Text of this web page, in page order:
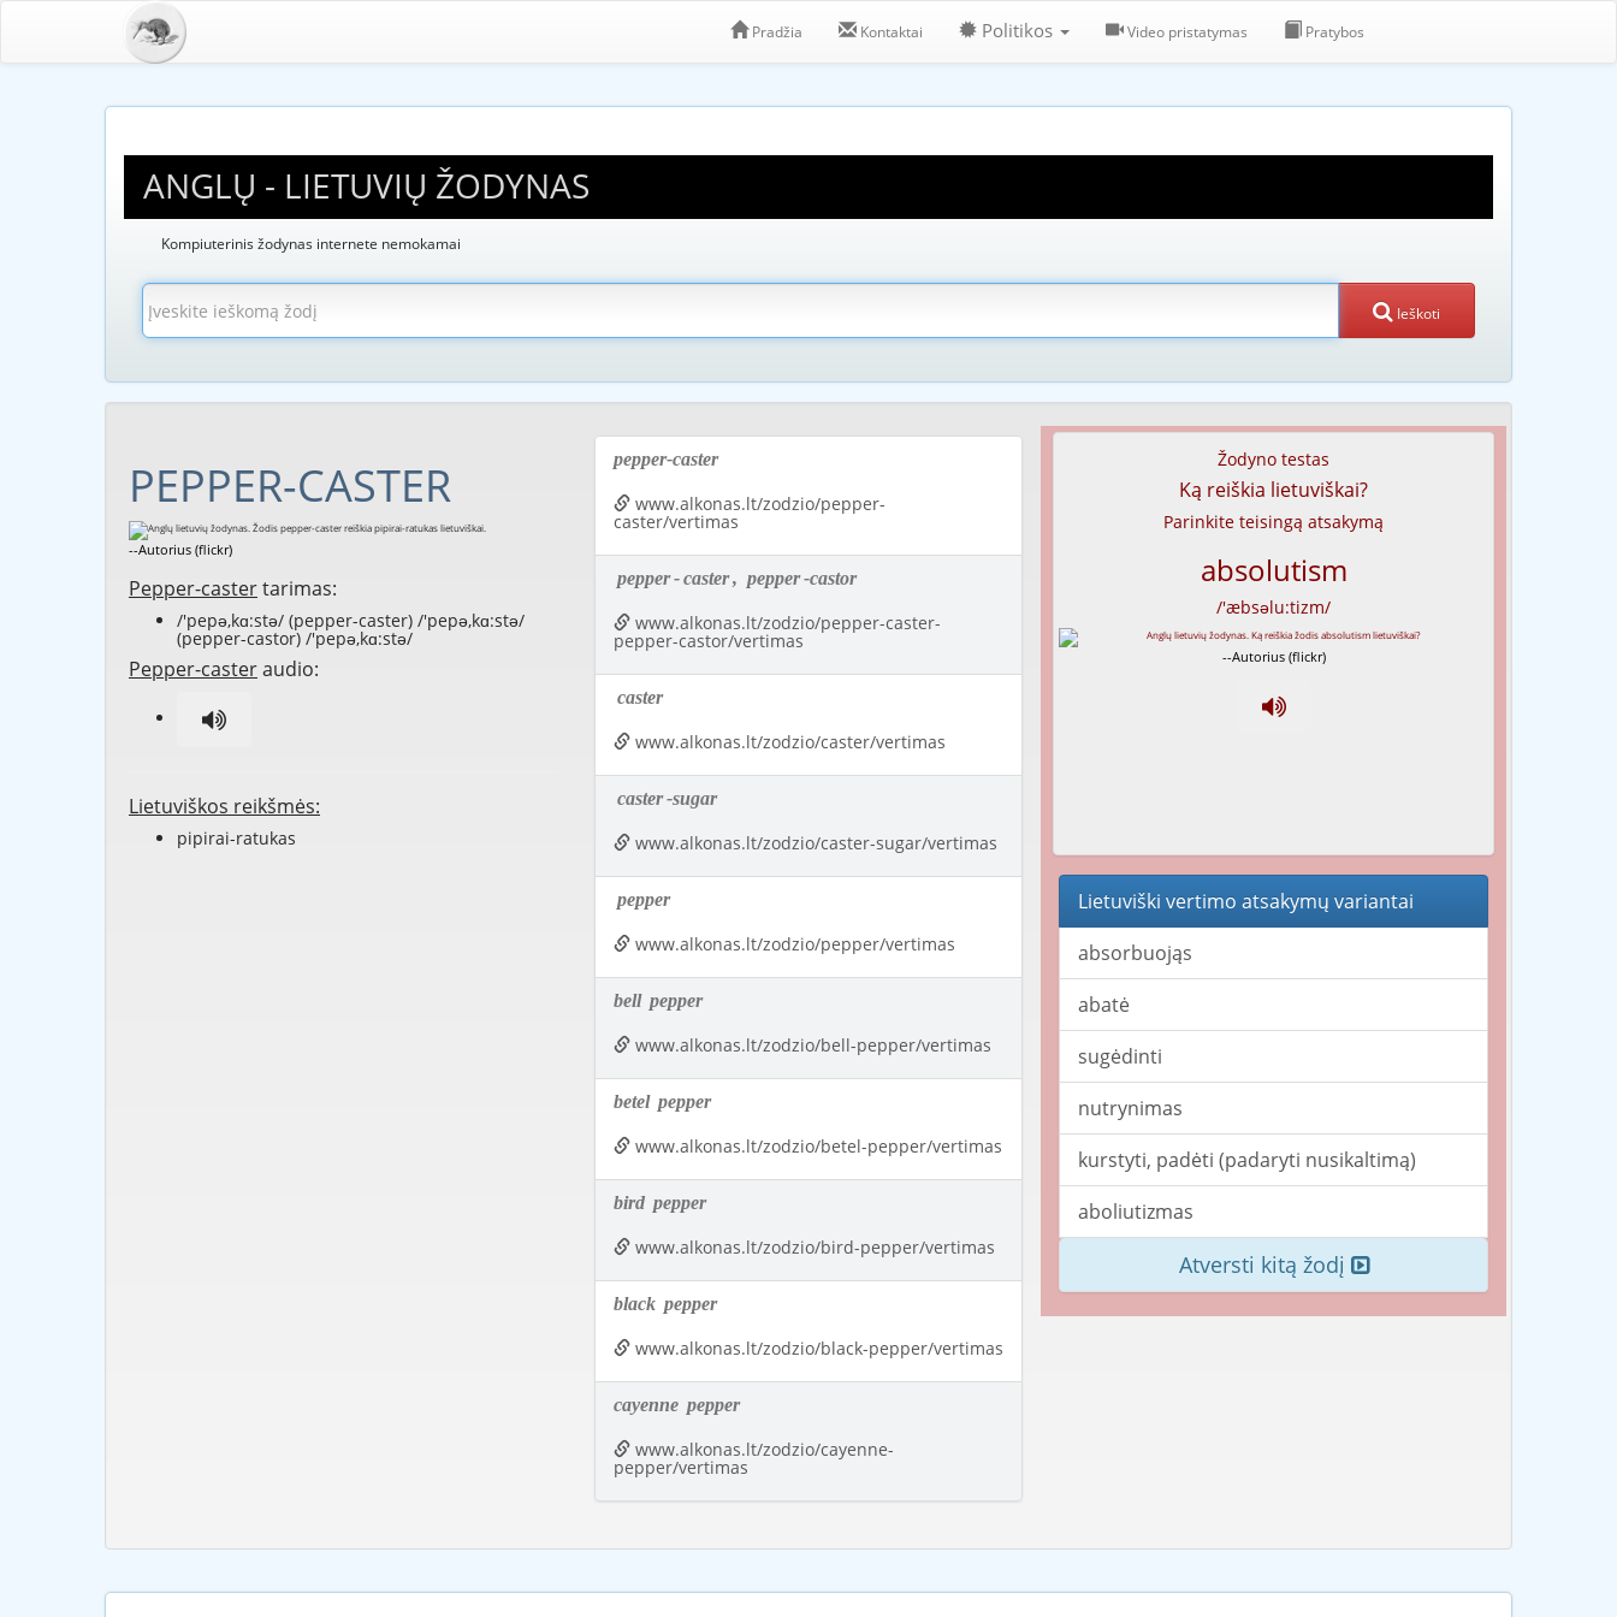
Pradžia Kontaktai Politikos Video pristatymas Pratybos
ANGLŲ - LIETUVIŲ ŽODYNAS
Kompiuterinis žodynas internete nemokamai
Ieškoti
PEPPER-CASTER
--Autorius (flickr)
Pepper-castertarimas:
/'pepə,kɑ:stə/ (pepper-caster) /'pepə,kɑ:stə/
(pepper-castor) /'pepə,kɑ:stə/
Pepper-casteraudio:
Lietuviškos reikšmės:
pipirai-ratukas
pepper-caster
www.alkonas.lt/zodzio/pepper-
caster/vertimas
pepper-caster, pepper -castor
www.alkonas.lt/zodzio/pepper-caster-
pepper-castor/vertimas
caster
www.alkonas.lt/zodzio/caster/vertimas
caster-sugar
www.alkonas.lt/zodzio/caster-sugar/vertimas
pepper
www.alkonas.lt/zodzio/pepper/vertimas
bell pepper
www.alkonas.lt/zodzio/bell-pepper/vertimas
betel pepper
www.alkonas.lt/zodzio/betel-pepper/vertimas
bird pepper
www.alkonas.lt/zodzio/bird-pepper/vertimas
black pepper
www.alkonas.lt/zodzio/black-pepper/vertimas
cayenne pepper
www.alkonas.lt/zodzio/cayenne-
pepper/vertimas
Žodyno testas
Ką reiškia lietuviškai?
Parinkite teisingą atsakymą
absolutism
/'æbsəlu:tizm/
--Autorius (flickr)
Lietuviški vertimo atsakymų variantai
absorbuojąs
abatė
sugėdinti
nutrynimas
kurstyti, padėti (padaryti nusikaltimą)
aboliutizmas
Atversti kitą žodį